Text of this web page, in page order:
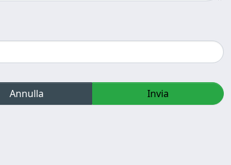
Annulla Invia